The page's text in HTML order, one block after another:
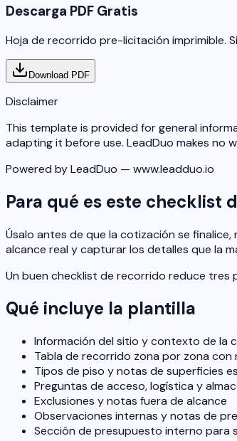
Descarga PDF Gratis
Hoja de recorrido pre-licitación imprimible.
Download PDF
Disclaimer
This template is provided for general
adapting it before use. LeadDuo makes no
Powered by LeadDuo — www.leadduo.io
Para qué es este checklist
Úsalo antes de que la cotización se
alcance real y capturar los detalles que la
Un buen checklist de recorrido reduce tres
Qué incluye la plantilla
Información del sitio y contexto de la
Tabla de recorrido zona por zona
Tipos de piso y notas de superficies
Preguntas de acceso, logística y
Exclusiones y notas fuera de alcance
Observaciones internas y notas de
Sección de presupuesto interno para